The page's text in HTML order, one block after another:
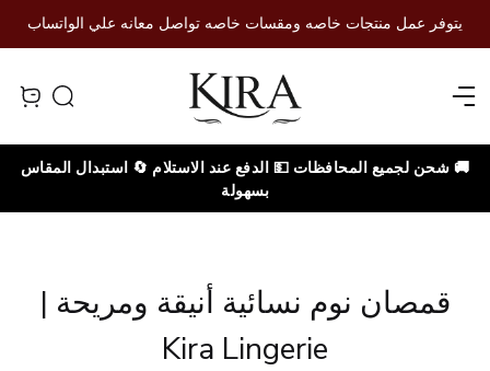
يتوفر عمل منتجات خاصه ومقسات خاصه تواصل معانه علي الواتساب
Open menu
Search
bag
🚚 شحن لجميع المحافظات 💵 الدفع عند الاستلام 🔄 استبدال المقاس
بسهولة
قمصان نوم نسائية أنيقة ومريحة |
Kira Lingerie